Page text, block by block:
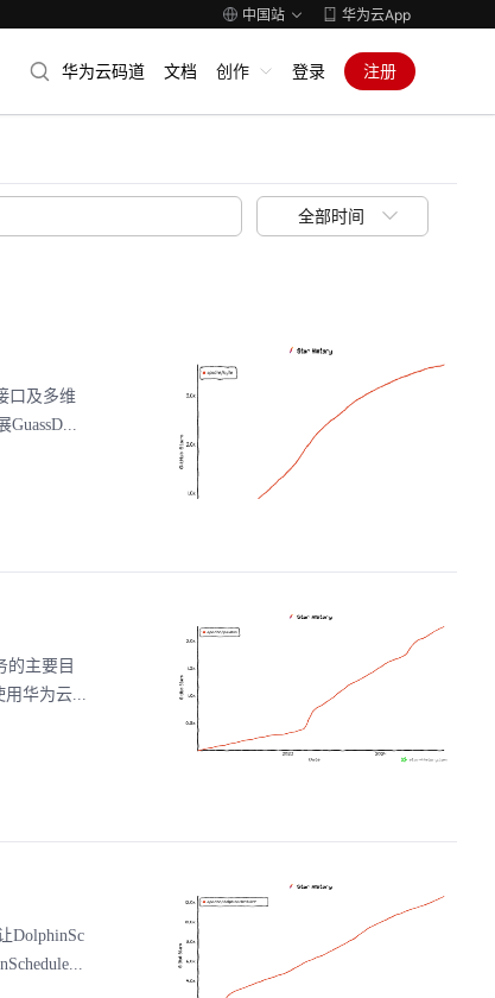
中国站 华为云App
华为云码道 文档 创作 登录 注册
全部时间
口及多维
GuassD...
的主要目
用华为云...
DolphinSc